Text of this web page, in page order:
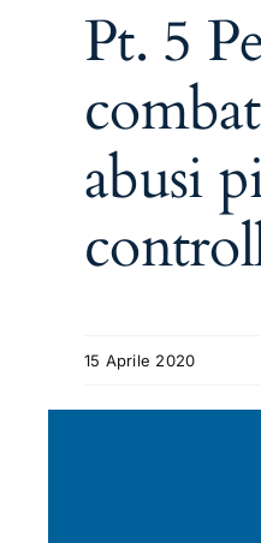
Pt. 5
abusi
15 Aprile 2020